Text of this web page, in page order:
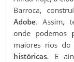
Barroca,
Adobe. Assim,
onde podemos
maiores rios do
históricas. E